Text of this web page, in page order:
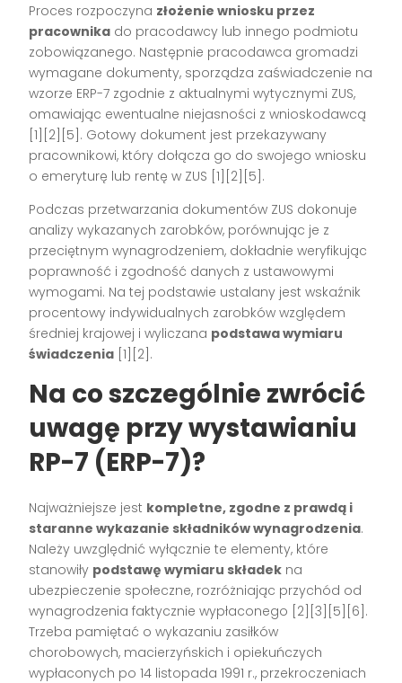
Proces rozpoczyna złożenie wniosku przez
pracownika do pracodawcy lub innego podmiotu
zobowiązanego. Następnie pracodawca gromadzi
wymagane dokumenty, sporządza zaświadczenie na
wzorze ERP-7 zgodnie z aktualnymi wytycznymi ZUS,
omawiając ewentualne niejasności z wnioskodawcą
[1][2][5] . Gotowy dokument jest przekazywany
pracownikowi, który dołącza go do swojego wniosku
o emeryturę lub rentę w ZUS [1][2][5] .
Podczas przetwarzania dokumentów ZUS dokonuje
analizy wykazanych zarobków, porównując je z
przeciętnym wynagrodzeniem, dokładnie weryfikując
poprawność i zgodność danych z ustawowymi
wymogami. Na tej podstawie ustalany jest wskaźnik
procentowy indywidualnych zarobków względem
średniej krajowej i wyliczana podstawa wymiaru
świadczenia [1][2] .
Na co szczególnie zwrócić
uwagę przy wystawianiu
RP-7 (ERP-7)?
Najważniejsze jest kompletne, zgodne z prawdą i
staranne wykazanie składników wynagrodzenia.
Należy uwzględnić wyłącznie te elementy, które
stanowiły podstawę wymiaru składek na
ubezpieczenie społeczne, rozróżniając przychód od
wynagrodzenia faktycznie wypłaconego [2][3][5][6] .
Trzeba pamiętać o wykazaniu zasiłków
chorobowych, macierzyńskich i opiekuńczych
wypłaconych po 14 listopada 1991 r., przekroczeniach